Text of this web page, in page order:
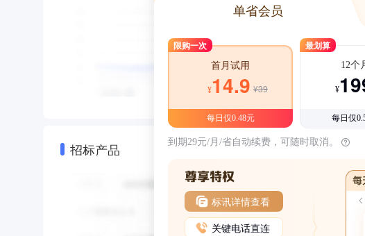
招标产品
单省会员
限购一次
首月试用
¥14.9 ¥39
每日仅0.48元
最划算
12个
¥
每日仅
到期29元/月/省自动续费，可随时取消。
标讯详情查看
关键电话直连